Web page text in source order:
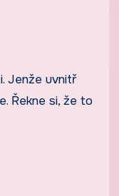
Jenže uvnitř
Řekne si, že to